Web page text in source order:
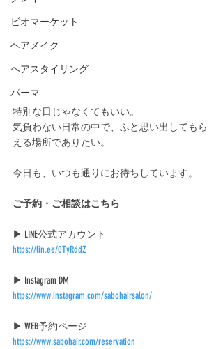
ビオマーケット
ヘアメイク
ヘアスタイリング
パーマ
特別な日じゃなくてもいい。
気負わない日常の中で、ふと思い出してもら
える場所でありたい。
今日も、いつも通りにお待ちしています。
ご予約・ご相談はこちら
▶ LINE公式アカウント
https://lin.ee/0TyRddZ
▶ Instagram DM
https://www.instagram.com/sabohairsalon/
▶ WEB予約ページ
https://www.sabohair.com/reservation